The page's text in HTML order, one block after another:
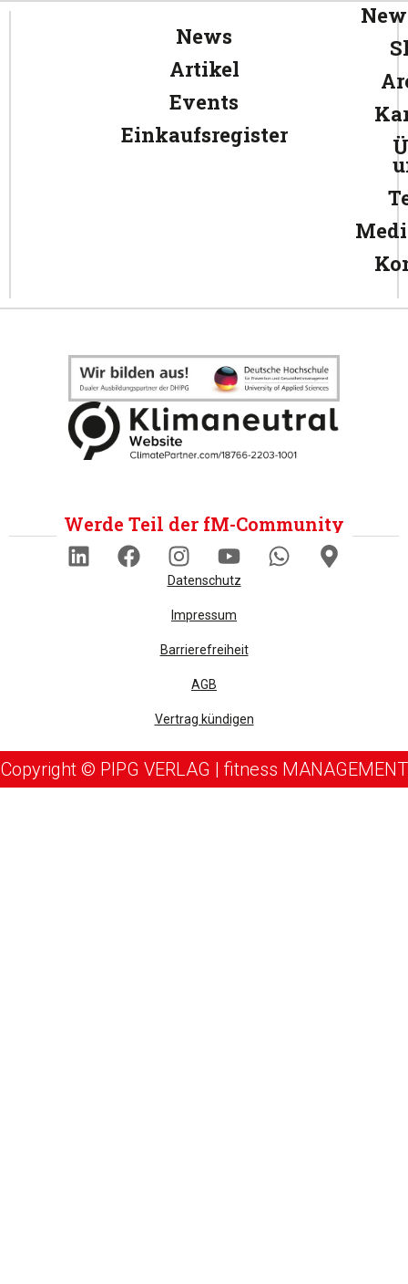
News
Artikel
Events
Einkaufsregister
Werde Teil der fM-Community
Datenschutz
Impressum
Barrierefreiheit
AGB
Vertrag kündigen
Copyright © PIPG VERLAG | fitness MANAGEMENT